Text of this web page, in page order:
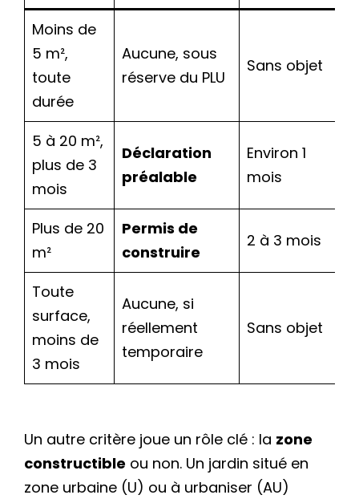
Moins de
5 m²,
toute
durée
Aucune, sous
réserve du PLU
Sans objet
5 à 20 m²,
plus de 3
mois
Déclaration
préalable
Environ 1
mois
Plus de 20
m²
Permis de
construire
2 à 3 mois
Toute
surface,
moins de
3 mois
Aucune, si
réellement
temporaire
Sans objet
Un autre critère joue un rôle clé : la zone
constructible ou non. Un jardin situé en
zone urbaine (U) ou à urbaniser (AU)